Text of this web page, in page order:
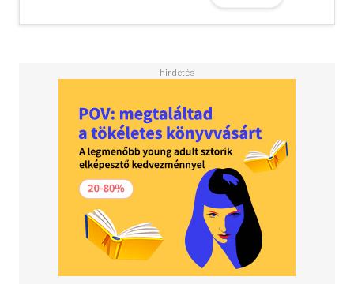
országból. Ezt egy már-már elfelejtett nyelven úgy hívják,
után úgy döntött, nem ismétli magát a végtelenségig, a
sok-sok elveszett nemzedék után Gretkowskáé végre
célba ért. Amikor a berlini fal leomlott, a leendő írónő
antropológiát tanult Párizsban, többek között tarot-val,
XIIXIII. századi kabalával és a dél-franciaországi Mária
Magdolna-kultusszal foglalkozott, az ezredvég elit- és
tömegkultúrájában is otthonosan mozgott. De a
Párizsban átélt korszakváltás élményeivel együtt járó
közlésvágy szétfeszítette a szaktudományos kereteket.
Író lett anélkül, hogy feladta volna filozófus és
antropológus énjét. Ma már nagy olvasótábora van